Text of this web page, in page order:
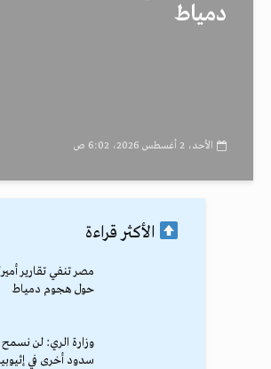
دمياط
الأحد، 2 أغسطس 2026، 6:02 ص
الأكثر قراءة
مصر تنفي تقارير
حول هجوم دمياط
وزارة الري: لن نسمح
سدود أخرى في